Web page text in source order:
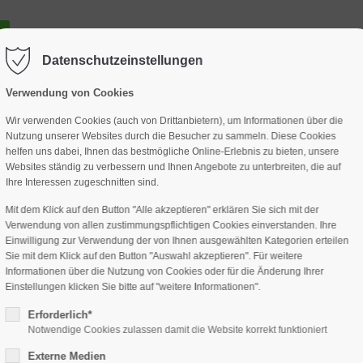
"offcanvas-col2" existiert leider
Der Eintrag "offcanvas-col3"
nicht.
Datenschutzeinstellungen
Verwendung von Cookies
Wir verwenden Cookies (auch von Drittanbietern), um Informationen über die
Nutzung unserer Websites durch die Besucher zu sammeln. Diese Cookies
helfen uns dabei, Ihnen das bestmögliche Online-Erlebnis zu bieten, unsere
Websites ständig zu verbessern und Ihnen Angebote zu unterbreiten, die auf
Ihre Interessen zugeschnitten sind.
Mit dem Klick auf den Button "Alle akzeptieren" erklären Sie sich mit der
Verwendung von allen zustimmungspflichtigen Cookies einverstanden. Ihre
Einwilligung zur Verwendung der von Ihnen ausgewählten Kategorien erteilen
Sie mit dem Klick auf den Button "Auswahl akzeptieren". Für weitere
Informationen über die Nutzung von Cookies oder für die Änderung Ihrer
Einstellungen klicken Sie bitte auf "weitere Informationen".
Erforderlich*
Notwendige Cookies zulassen damit die Website korrekt funktioniert
Externe Medien